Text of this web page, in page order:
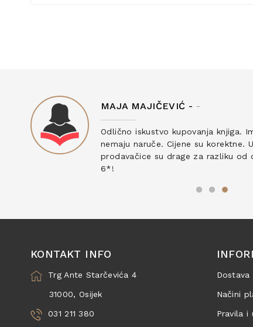
MAJA MAJIČEVIĆ - -
Odlično iskustvo kupovanja knjiga.
nemaju naruče. Cijene su korektne.
prodavačice su drage za razliku od
6*!
KONTAKT INFO
Trg Ante Starčevića 4
31000, Osijek
031 211 380
Dostava
Načini
Pravila i